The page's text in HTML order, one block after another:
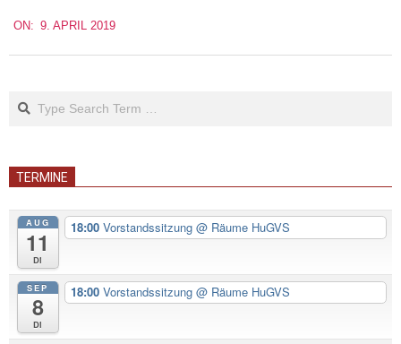
04-
09
ON: 9. APRIL 2019
TERMINE
AUG
11
Di
18:00 Vorstandssitzung @ Räume HuGVS
SEP
8
Di
18:00 Vorstandssitzung @ Räume HuGVS